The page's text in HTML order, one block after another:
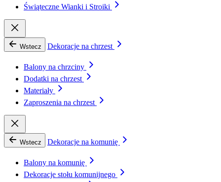
Świąteczne Wianki i Stroiki
Wstecz Dekoracje na chrzest
Balony na chrzciny
Dodatki na chrzest
Materiały
Zaproszenia na chrzest
Wstecz Dekoracje na komunię
Balony na komunię
Dekoracje stołu komunijnego